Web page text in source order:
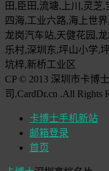
田,臣田,流塘,上川,灵芝
四海,工业六路,海上世
龙岗汽车站,天健花园,
乐村,深圳东,坪山小学,
坑梓,新桥工业区
CP © 2013 深圳市卡博
司.CardDr.cn .All Rights
卡博士手机新站
邮箱登录
首页